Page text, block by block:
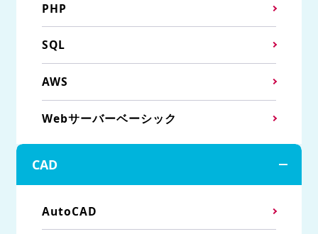
PHP
SQL
AWS
Webサーバーベーシック
CAD
AutoCAD